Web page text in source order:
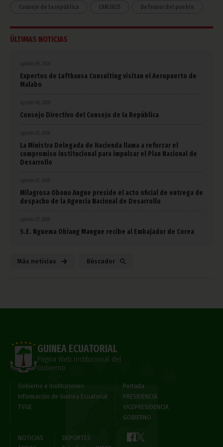
Consejo de la república CAN 2025 Defensor del pueblo
ÚLTIMAS NOTICIAS
agosto 09, 2026
Expertos de Lufthansa Consulting visitan el Aeropuerto de
Malabo
Consejo Directivo del Consejo de la República
agosto 07, 2026
La Ministra Delegada de Hacienda llama a reforzar el
compromiso institucional para impulsar el Plan Nacional de
Desarrollo
agosto 07, 2026
Milagrosa Obono Angue preside el acto oficial de entrega de
despacho de la Agencia Nacional de Desarrollo
agosto 07, 2026
S.E. Nguema Obiang Mangue recibe al Embajador de Corea
Más noticias Búscador
GUINEA ECUATORIAL
Página Web Institucional del
Gobierno
Gobierno e Instituciones
Información de Guinea Ecuatorial
TVGE
Portada
PRESIDENCIA
VICEPRESIDENCIA
GOBIERNO
NOTICIAS
DEPORTES